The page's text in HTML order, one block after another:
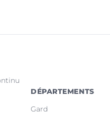
DÉPARTEMENTS
Gard